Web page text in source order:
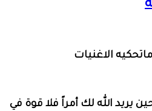
الاغنيات
يريد الله لك أمراً فلا قوة في